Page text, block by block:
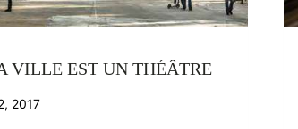
VILLE EST UN THÉÂTRE
2017